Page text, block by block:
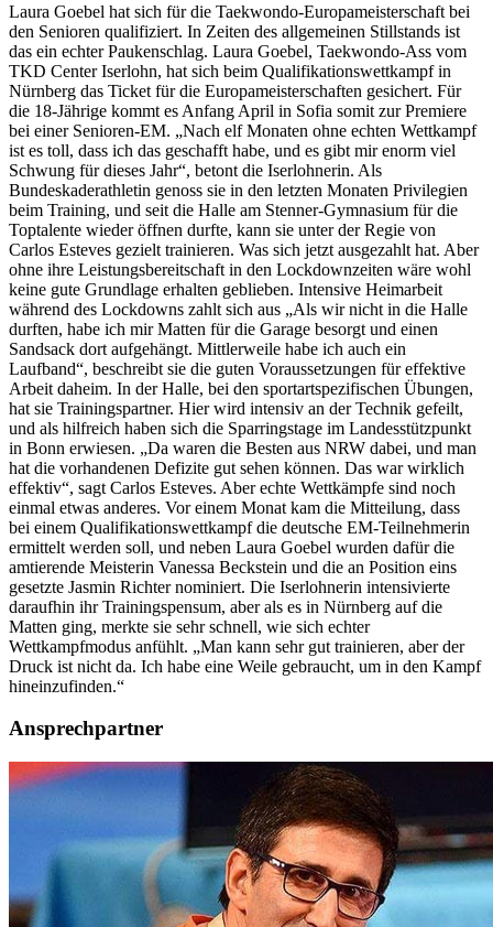
Laura Goebel hat sich für die Taekwondo-Europameisterschaft bei
den Senioren qualifiziert. In Zeiten des allgemeinen Stillstands ist
das ein echter Paukenschlag. Laura Goebel, Taekwondo-Ass vom
TKD Center Iserlohn, hat sich beim Qualifikationswettkampf in
Nürnberg das Ticket für die Europameisterschaften gesichert. Für
die 18-Jährige kommt es Anfang April in Sofia somit zur Premiere
bei einer Senioren-EM. „Nach elf Monaten ohne echten Wettkampf
ist es toll, dass ich das geschafft habe, und es gibt mir enorm viel
Schwung für dieses Jahr“, betont die Iserlohnerin. Als
Bundeskaderathletin genoss sie in den letzten Monaten Privilegien
beim Training, und seit die Halle am Stenner-Gymnasium für die
Toptalente wieder öffnen durfte, kann sie unter der Regie von
Carlos Esteves gezielt trainieren. Was sich jetzt ausgezahlt hat. Aber
ohne ihre Leistungsbereitschaft in den Lockdownzeiten wäre wohl
keine gute Grundlage erhalten geblieben. Intensive Heimarbeit
während des Lockdowns zahlt sich aus „Als wir nicht in die Halle
durften, habe ich mir Matten für die Garage besorgt und einen
Sandsack dort aufgehängt. Mittlerweile habe ich auch ein
Laufband“, beschreibt sie die guten Voraussetzungen für effektive
Arbeit daheim. In der Halle, bei den sportartspezifischen Übungen,
hat sie Trainingspartner. Hier wird intensiv an der Technik gefeilt,
und als hilfreich haben sich die Sparringstage im Landesstützpunkt
in Bonn erwiesen. „Da waren die Besten aus NRW dabei, und man
hat die vorhandenen Defizite gut sehen können. Das war wirklich
effektiv“, sagt Carlos Esteves. Aber echte Wettkämpfe sind noch
einmal etwas anderes. Vor einem Monat kam die Mitteilung, dass
bei einem Qualifikationswettkampf die deutsche EM-Teilnehmerin
ermittelt werden soll, und neben Laura Goebel wurden dafür die
amtierende Meisterin Vanessa Beckstein und die an Position eins
gesetzte Jasmin Richter nominiert. Die Iserlohnerin intensivierte
daraufhin ihr Trainingspensum, aber als es in Nürnberg auf die
Matten ging, merkte sie sehr schnell, wie sich echter
Wettkampfmodus anfühlt. „Man kann sehr gut trainieren, aber der
Druck ist nicht da. Ich habe eine Weile gebraucht, um in den Kampf
hineinzufinden.“
Ansprechpartner